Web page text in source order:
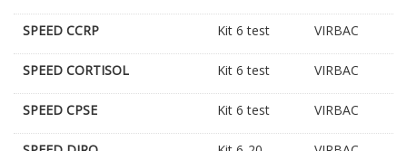
SPEED CCRP Kit 6 test VIRBAC
SPEED CORTISOL Kit 6 test VIRBAC
SPEED CPSE Kit 6 test VIRBAC